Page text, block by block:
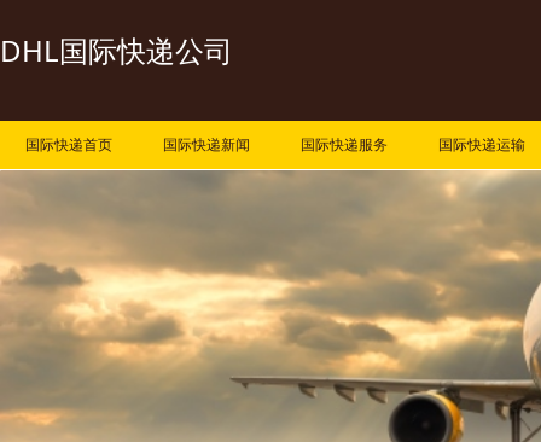
DHL国际快递公司
国际快递首页 国际快递新闻 国际快递服务 国际快递运输